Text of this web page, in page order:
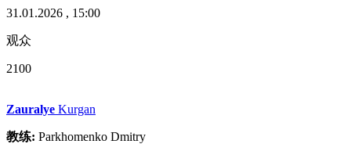
31.01.2026 , 15:00
观众
2100
Zauralye Kurgan
教练: Parkhomenko Dmitry